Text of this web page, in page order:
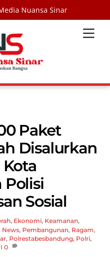
Nuansa Sinar
Paket
Disalurkan
Polisi
Sosial
, Ekonomi, Keamanan,
News, Pembangunan, Ragam,
, Polrestabesbandung, Polri,
0